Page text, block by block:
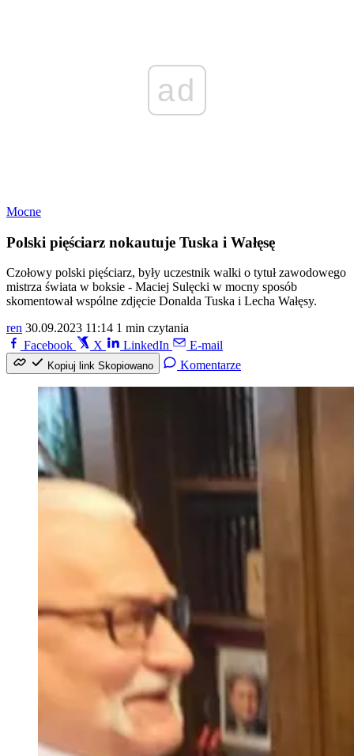
ad
Mocne
Polski pięściarz nokautuje Tuska i Wałęsę
Czołowy polski pięściarz, były uczestnik walki o tytuł zawodowego
mistrza świata w boksie - Maciej Sulęcki w mocny sposób
skomentował wspólne zdjęcie Donalda Tuska i Lecha Wałęsy.
ren 30.09.2023 11:14 1 min czytania
Facebook
X LinkedIn E-mail
Kopiuj link Skopiowano Komentarze